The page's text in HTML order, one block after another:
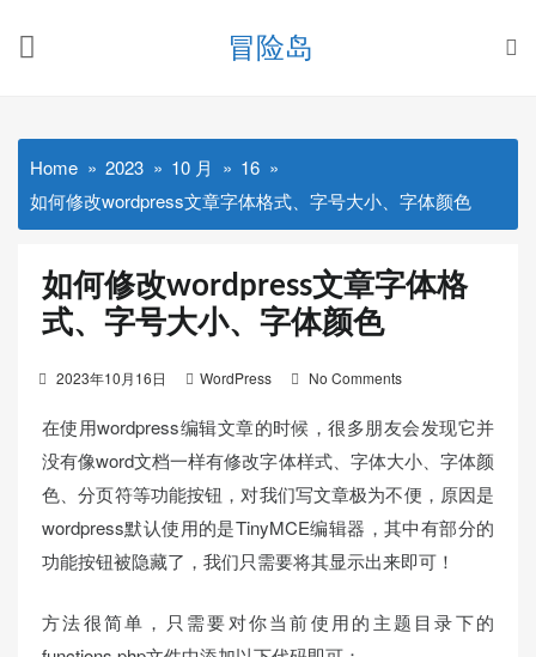
冒险岛
Home 2023 10 月
16
如何修改wordpress文章字体格式、字号大小、字体颜色
如何修改wordpress文章字体格
式、字号大小、字体颜色
Posted
2023年10月16日 WordPress No Comments
在使用wordpress编辑文章的时候，很多朋友会发现它并
没有像word文档一样有修改字体样式、字体大小、字体颜
色、分页符等功能按钮，对我们写文章极为不便，原因是
wordpress默认使用的是TinyMCE编辑器，其中有部分的
功能按钮被隐藏了，我们只需要将其显示出来即可！
方法很简单，只需要对你当前使用的主题目录下的